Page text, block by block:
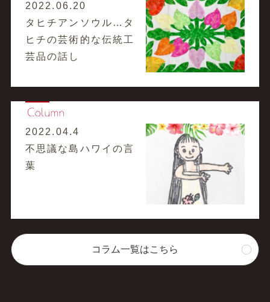
2022.06.20
タヒチアンソウル…タ
ヒチの芸術的な伝統工
芸品の話し
2022.04.4
不思議な島ハワイの言
葉
コラム一覧はこちら